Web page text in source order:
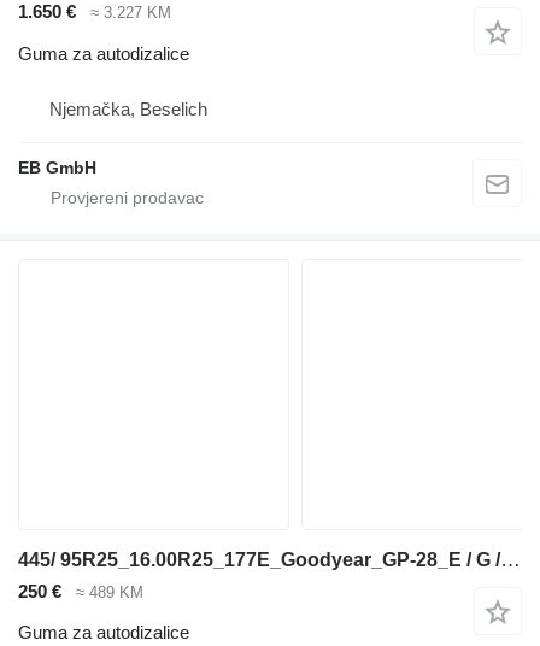
1.650 € ≈ 3.227 KM
Guma za autodizalice
Njemačka, Beselich
EB GmbH
445/ 95R25_16.00R25_177E_Goodyear_GP-28_E / G / L3 TL_Kran
250 € ≈ 489 KM
Guma za autodizalice